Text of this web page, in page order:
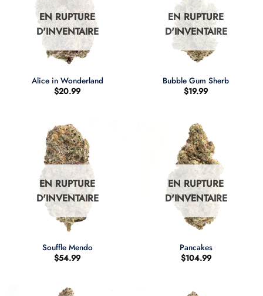
EN RUPTURE
D'INVENTAIRE
Alice in Wonderland
$20.99
EN RUPTURE
D'INVENTAIRE
Bubble Gum Sherb
$19.99
EN RUPTURE
D'INVENTAIRE
Souffle Mendo
$54.99
EN RUPTURE
D'INVENTAIRE
Pancakes
$104.99